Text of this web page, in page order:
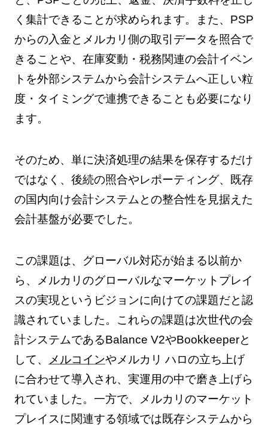
く集計できることが求められます。また、PSP
からの入金とメルカリ側の取引データを照合で
きることや、在庫変動・税務関連の会計イベン
トを外部システムから会計システムへ正しい粒
度・タイミングで連携できることも必要になり
ます。
そのため、単に決済処理の結果を保存するだけ
ではなく、後続の照合やレポーティング、既存
の国内向け会計システムとの整合性を見据えた
会計基盤が必要でした。
この課題は、グローバル対応が始まる以前か
ら、メルカリのグローバルなマーケットプレイ
スの実現というビジョンに向けての課題だと認
識されていました。これらの課題は次世代の会
計システムであるBalance V2やBookkeeperと
して、
メルコインやメルカリ ハロの立ち上げ
に合わせて導入され、実運用の中で磨き上げら
れていました。一方で、メルカリのマーケット
プレイスに関連する領域では既存システムから